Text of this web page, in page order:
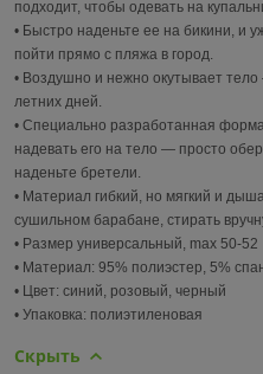
подходит, чтобы одевать на
• Быстро наденьте ее на бикини, и
пойти прямо с пляжа в город.
• Воздушно и нежно окутывает
летних дней.
• Специально разработанная
надевать его на тело ― просто
наденьте бретели.
• Материал гибкий, но мягкий и
сушильном барабане, стирать
• Размер универсальный, max 50-52
• Материал: 95% полиэстер, 5%
• Цвет: синий, розовый, черный
• Упаковка: полиэтиленовая
Скрыть